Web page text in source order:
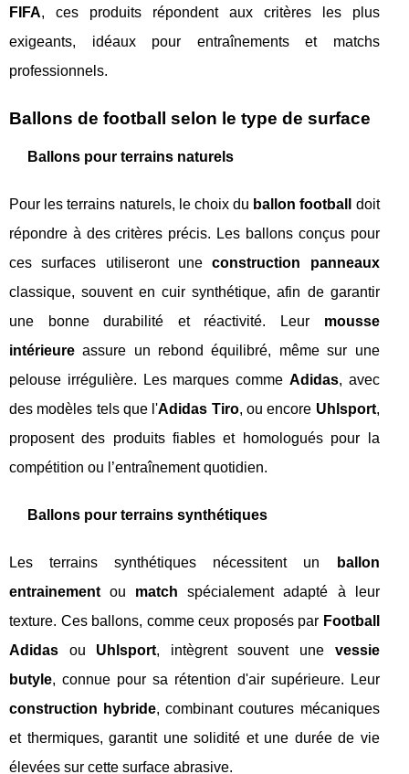
FIFA, ces produits répondent aux critères les plus
exigeants, idéaux pour entraînements et matchs
professionnels.
Ballons de football selon le type de surface
Ballons pour terrains naturels
Pour les terrains naturels, le choix du ballon football
doit
répondre à des critères précis. Les ballons conçus pour
ces surfaces utiliseront uneconstruction panneaux
classique, souvent en cuir synthétique, afin de garantir
une bonne durabilité et réactivité. Leur mousse
intérieure assure un rebond équilibré, même sur une
pelouse irrégulière. Les marques comme Adidas, avec
des modèles tels que l'Adidas Tiro, ou encore Uhlsport,
proposent des produits fiables et homologués pour la
compétition ou l’entraînement quotidien.
Ballons pour terrains synthétiques
Les terrains synthétiques nécessitent un
ballon
entrainement ou match spécialement adapté à leur
texture. Ces ballons, comme ceux proposés par Football
Adidas ou Uhlsport, intègrent souvent une vessie
butyle, connue pour sa rétention d'air supérieure. Leur
construction hybride, combinant coutures mécaniques
et thermiques, garantit une solidité et une durée de vie
élevées sur cette surface abrasive.